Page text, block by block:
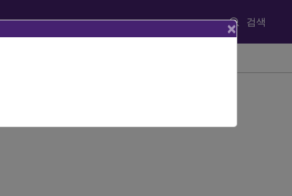
검색
×